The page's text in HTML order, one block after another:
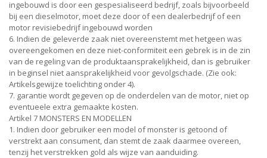
ingebouwd is door een gespesialiseerd bedrijf, zoals bijvoorbeeld
bij een dieselmotor, moet deze door of een dealerbedrijf of een
motor revisiebedrijf ingebouwd worden
6. Indien de geleverde zaak niet overeenstemt met hetgeen was
overeengekomen en deze niet-conformiteit een gebrek is in de zin
van de regeling van de produktaansprakelijkheid, dan is gebruiker
in beginsel niet aansprakelijkheid voor gevolgschade. (Zie ook:
Artikelsgewijze toelichting onder 4).
7. garantie wordt gegeven op de onderdelen van de motor, niet op
eventueele extra gemaakte kosten.
Artikel 7 MONSTERS EN MODELLEN
1. Indien door gebruiker een model of monster is getoond of
verstrekt aan consument, dan stemt de zaak daarmee overeen,
tenzij het verstrekken gold als wijze van aanduiding.